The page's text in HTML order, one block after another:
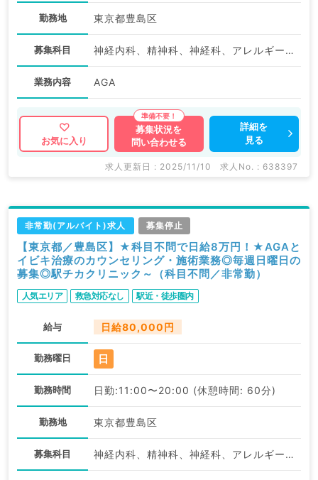
勤務地 東京都豊島区
募集科目 神経内科、精神科、神経科、アレルギー科、リウマチ科、小児科、整形外科、形成外科、美容外科、脳神経外科、呼吸器外科、心臓血管外科、小児外科、皮膚科、泌尿器科、産婦人科、産科、婦人科、眼科、耳鼻咽喉科、気管食道科、放射線科、リハビリテーション科、麻酔科、ペインクリニック、人工透析科、緩和ケア科、一般内科、循環器内科、呼吸器内科、消化器内科、内分泌・代謝内科、腎臓内科、老年内科、血液内科、外科系全般、一般外科、消化器外科、乳腺外科、総合診療科、美容皮膚科、健診・人間ドック、救急科・ＩＣＵ、病理科、基礎医学系、膠原病科、スポーツ整形外科、大腸・肛門外科、産業医、科目不問
業務内容 AGA
お気に入り
募集状況を
問い合わせる
詳細を
見る
求人更新日 : 2025/11/10 求人No. : 638397
非常勤(アルバイト)求人 募集停止
【東京都／豊島区】★科目不問で日給8万円！★AGAと
イビキ治療のカウンセリング・施術業務◎毎週日曜日の
募集◎駅チカクリニック～（科目不問／非常勤）
人気エリア 救急対応なし 駅近・徒歩圏内
給与 日給80,000円
勤務曜日 日
勤務時間 日勤:11:00〜20:00 (休憩時間: 60分)
勤務地 東京都豊島区
募集科目 神経内科、精神科、神経科、アレルギー科、リウマチ科、小児科、整形外科、形成外科、美容外科、脳神経外科、呼吸器外科、心臓血管外科、小児外科、皮膚科、泌尿器科、産婦人科、産科、婦人科、眼科、耳鼻咽喉科、気管食道科、放射線科、リハビリテーション科、麻酔科、ペインクリニック、人工透析科、緩和ケア科、一般内科、循環器内科、呼吸器内科、消化器内科、内分泌・代謝内科、腎臓内科、老年内科、血液内科、外科系全般、一般外科、消化器外科、乳腺外科、総合診療科、美容皮膚科、健診・人間ドック、救急科・ＩＣＵ、病理科、基礎医学系、膠原病科、スポーツ整形外科、大腸・肛門外科、その他、産業医、科目不問